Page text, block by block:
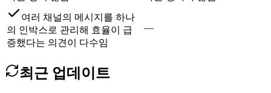
여러 채널의 메시지를 하나
의 인박스로 관리해 효율이 급
증했다는 의견이 다수임
—
최근 업데이트